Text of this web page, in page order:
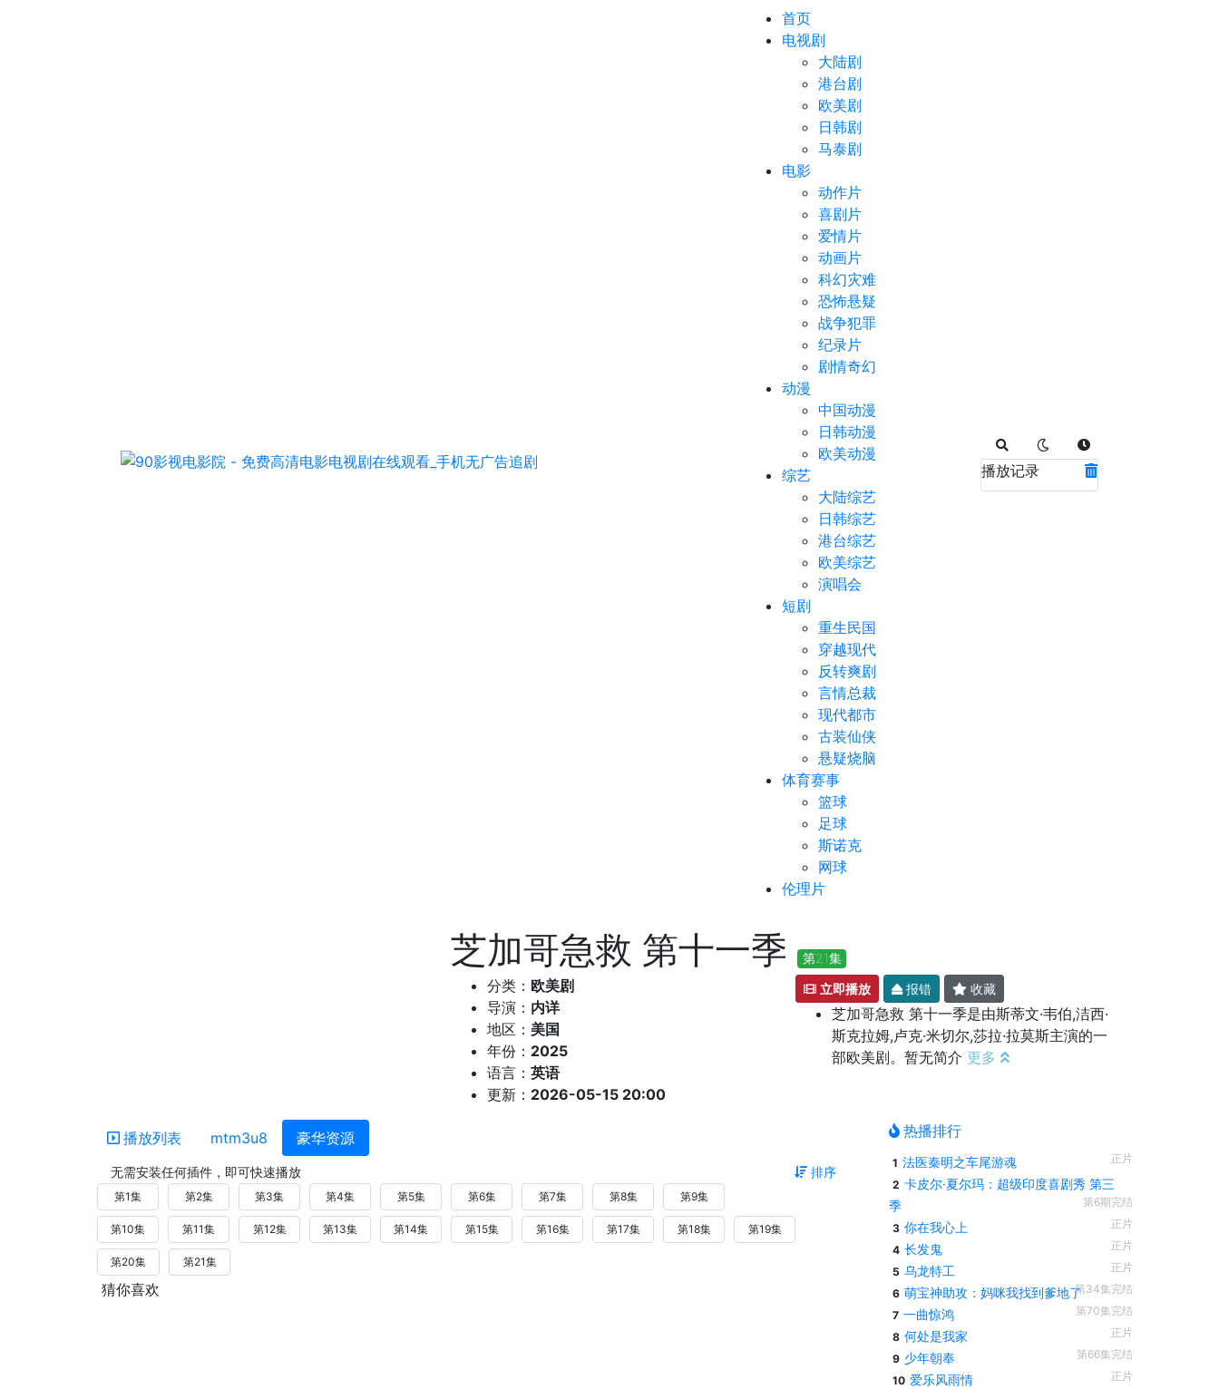
首页
电视剧
大陆剧
港台剧
欧美剧
日韩剧
马泰剧
电影
动作片
喜剧片
爱情片
动画片
科幻灾难
恐怖悬疑
战争犯罪
纪录片
剧情奇幻
动漫
中国动漫
日韩动漫
欧美动漫
综艺
大陆综艺
日韩综艺
港台综艺
欧美综艺
演唱会
短剧
重生民国
穿越现代
反转爽剧
言情总裁
现代都市
古装仙侠
悬疑烧脑
体育赛事
篮球
足球
斯诺克
网球
伦理片
播放记录
芝加哥急救 第十一季 第21集
分类： 欧美剧
导演： 内详
地区： 美国
年份： 2025
语言： 英语
更新： 2026-05-15 20:00
立即播放 报错 收藏
芝加哥急救 第十一季是由斯蒂文·韦伯,洁西·
斯克拉姆,卢克·米切尔,莎拉·拉莫斯主演的一
部欧美剧。暂无简介 更多
播放列表 mtm3u8 豪华资源
无需安装任何插件，即可快速播放 排序
第1集 第2集 第3集 第4集 第5集 第6集 第7集 第8集 第9集
第10集 第11集 第12集 第13集 第14集 第15集 第16集 第17集 第18集 第19集
第20集 第21集
猜你喜欢
热播排行
1 法医秦明之车尾游魂
正片
2 卡皮尔·夏尔玛：超级印度喜剧秀 第三
季
第6期完结
3 你在我心上
正片
4 长发鬼
正片
5 乌龙特工
正片
6 萌宝神助攻：妈咪我找到爹地了第34集完结
7 一曲惊鸿
第70集完结
8 何处是我家
正片
9 少年朝奉
第66集完结
10 爱乐风雨情
正片